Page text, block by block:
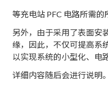
等充电站 PFC 电路所需的
另外，由于采用了表面安
缘，因此，不仅可提高系
以实现系统的小型化、电
详细内容随后会进行说明。